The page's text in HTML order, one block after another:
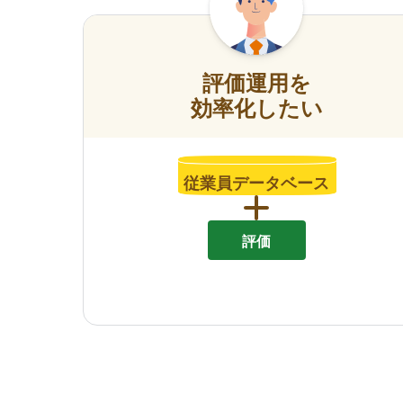
評価運用を
効率化したい
従業員データベース
評価